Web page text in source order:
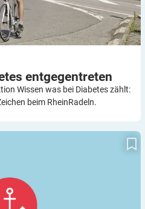
entgegentreten
Wissen was bei Diabetes zählt:
beim RheinRadeln.